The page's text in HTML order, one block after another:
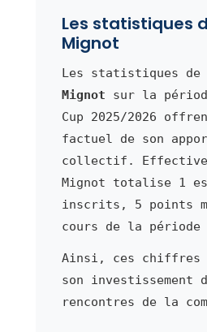
Les statistiques
Mignot
Les statistiques de
Mignot sur la
Cup 2025/2026
factuel de son
collectif.
Mignot totalise 1
inscrits, 5 points
cours de la période
Ainsi, ces
son investissement
rencontres de la